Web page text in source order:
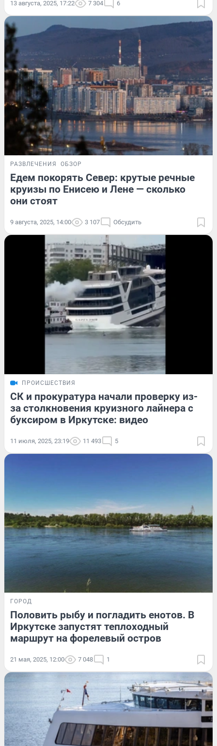
13 августа, 2025, 17:22 7 304 6
РАЗВЛЕЧЕНИЯ ОБЗОР
Едем покорять Север: крутые речные
круизы по Енисею и Лене — сколько
они стоят
9 августа, 2025, 14:00 3 107 Обсудить
ПРОИСШЕСТВИЯ
СК и прокуратура начали проверку из-
за столкновения круизного лайнера с
буксиром в Иркутске: видео
11 июля, 2025, 23:19 11 493 5
ГОРОД
Половить рыбу и погладить енотов. В
Иркутске запустят теплоходный
маршрут на форелевый остров
21 мая, 2025, 12:00 7 048 1